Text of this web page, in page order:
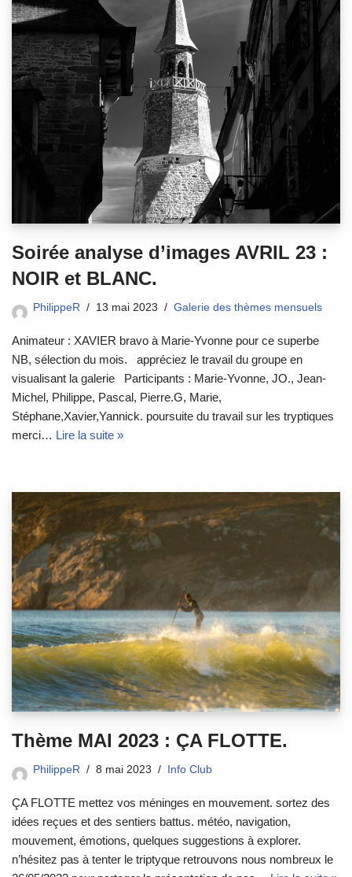
Soirée analyse d’images AVRIL 23 :
NOIR et BLANC.
PhilippeR 13 mai 2023 Galerie des thèmes mensuels
Animateur : XAVIER bravo à Marie-Yvonne pour ce superbe
NB, sélection du mois. appréciez le travail du groupe en
visualisant la galerie Participants : Marie-Yvonne, JO., Jean-
Michel, Philippe, Pascal, Pierre.G, Marie,
Stéphane,Xavier,Yannick. poursuite du travail sur les tryptiques
merci… Lire la suite »
Thème MAI 2023 : ÇA FLOTTE.
PhilippeR 8 mai 2023 Info Club
ÇA FLOTTE mettez vos méninges en mouvement. sortez des
idées reçues et des sentiers battus. météo, navigation,
mouvement, émotions, quelques suggestions à explorer.
n’hésitez pas à tenter le triptyque retrouvons nous nombreux le